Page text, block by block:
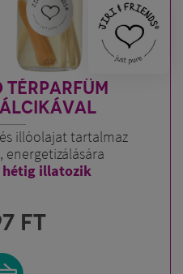
illóolajat tartalmaz
energetizálására
hétig illatozik
FT